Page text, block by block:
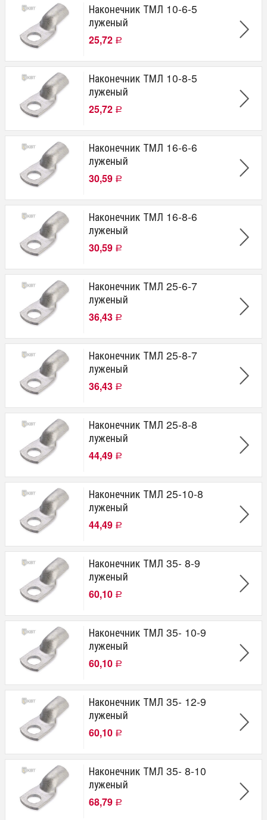
Наконечник ТМЛ 10-6-5
луженый
25,72 Р
Наконечник ТМЛ 10-8-5
луженый
25,72 Р
Наконечник ТМЛ 16-6-6
луженый
30,59 Р
Наконечник ТМЛ 16-8-6
луженый
30,59 Р
Наконечник ТМЛ 25-6-7
луженый
36,43 Р
Наконечник ТМЛ 25-8-7
луженый
36,43 Р
Наконечник ТМЛ 25-8-8
луженый
44,49 Р
Наконечник ТМЛ 25-10-8
луженый
44,49 Р
Наконечник ТМЛ 35- 8-9
луженый
60,10 Р
Наконечник ТМЛ 35- 10-9
луженый
60,10 Р
Наконечник ТМЛ 35- 12-9
луженый
60,10 Р
Наконечник ТМЛ 35- 8-10
луженый
68,79 Р